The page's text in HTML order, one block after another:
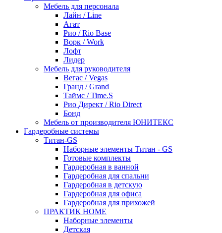
Мебель для персонала
Лайн / Line
Агат
Рио / Rio Base
Ворк / Work
Лофт
Лидер
Мебель для руководителя
Вегас / Vegas
Гранд / Grand
Таймс / Time.S
Рио Директ / Rio Direct
Бонд
Мебель от производителя ЮНИТЕКС
Гардеробные системы
Титан-GS
Наборные элементы Титан - GS
Готовые комплекты
Гардеробная в ванной
Гардеробная для спальни
Гардеробная в детскую
Гардеробная для офиса
Гардеробная для прихожей
ПРАКТИК HOME
Наборные элементы
Детская